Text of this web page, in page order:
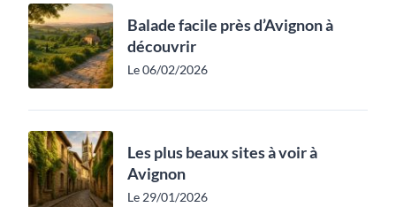
Balade facile près d’Avignon à
découvrir
Le 06/02/2026
Les plus beaux sites à voir à
Avignon
Le 29/01/2026